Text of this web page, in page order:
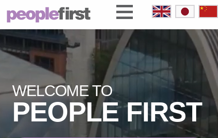
WELCOME TO
PEOPLE FIRST